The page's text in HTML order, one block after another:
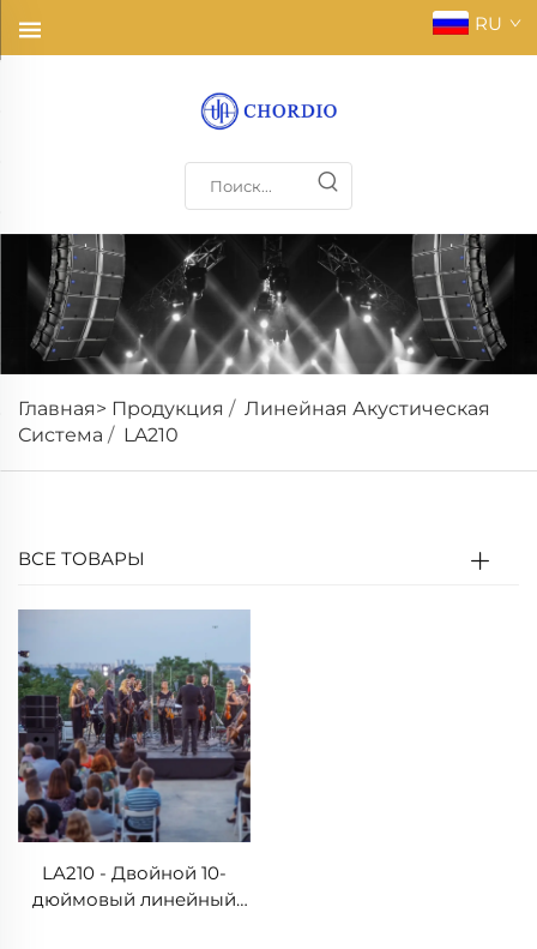
RU
Главная> Продукция / Линейная Акустическая
Система / LA210
ВСЕ ТОВАРЫ
LA210 - Двойной 10-
дюймовый линейный